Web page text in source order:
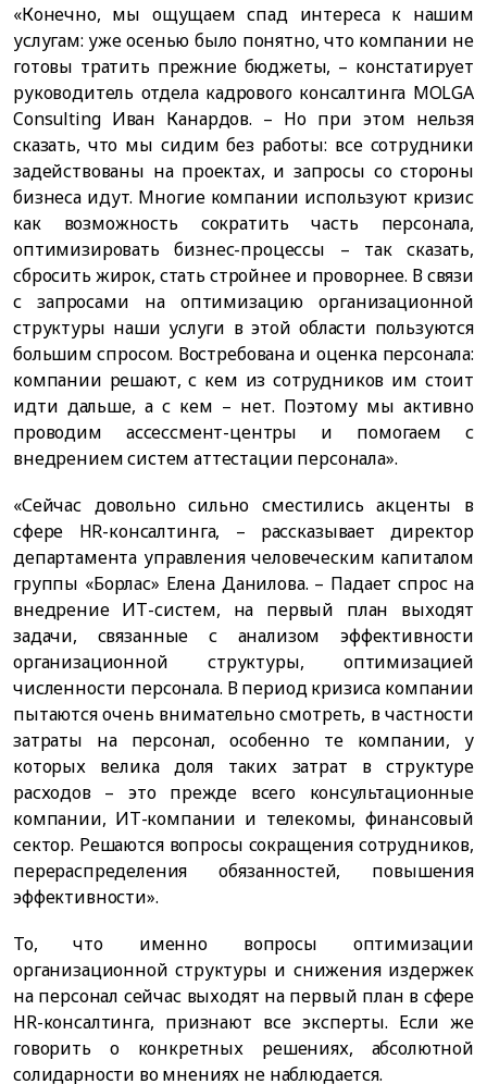
«Конечно, мы ощущаем спад интереса к нашим
услугам: уже осенью было понятно, что компании не
готовы тратить прежние бюджеты, – констатирует
руководитель отдела кадрового консалтинга MOLGA
Consulting Иван Канардов. – Но при этом нельзя
сказать, что мы сидим без работы: все сотрудники
задействованы на проектах, и запросы со стороны
бизнеса идут. Многие компании используют кризис
как возможность сократить часть персонала,
оптимизировать бизнес-процессы – так сказать,
сбросить жирок, стать стройнее и проворнее. В связи
с запросами на оптимизацию организационной
структуры наши услуги в этой области пользуются
большим спросом. Востребована и оценка персонала:
компании решают, с кем из сотрудников им стоит
идти дальше, а с кем – нет. Поэтому мы активно
проводим ассессмент-центры и помогаем с
внедрением систем аттестации персонала».
«Сейчас довольно сильно сместились акценты в
сфере HR-консалтинга, – рассказывает директор
департамента управления человеческим капиталом
группы «Борлас» Елена Данилова. – Падает спрос на
внедрение ИТ-систем, на первый план выходят
задачи, связанные с анализом эффективности
организационной структуры, оптимизацией
численности персонала. В период кризиса компании
пытаются очень внимательно смотреть, в частности
затраты на персонал, особенно те компании, у
которых велика доля таких затрат в структуре
расходов – это прежде всего консультационные
компании, ИТ-компании и телекомы, финансовый
сектор. Решаются вопросы сокращения сотрудников,
перераспределения обязанностей, повышения
эффективности».
То, что именно вопросы оптимизации
организационной структуры и снижения издержек
на персонал сейчас выходят на первый план в сфере
HR-консалтинга, признают все эксперты. Если же
говорить о конкретных решениях, абсолютной
солидарности во мнениях не наблюдается.